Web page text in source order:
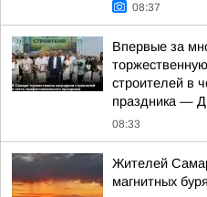
08:37
Впервые за
строителей в
праздника —
08:33
Жителей
магнитных